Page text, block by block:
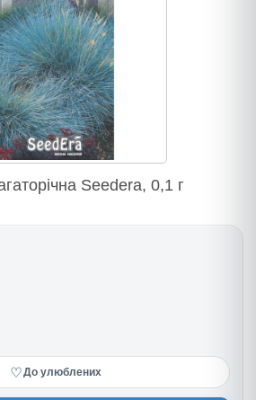
Seedera, 0,1 г
♡До улюблених